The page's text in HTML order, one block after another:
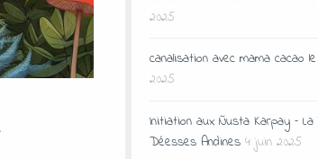
2025
canalisation avec mama cacao
2025
Initiation aux Ñusta Karpay –
Déesses Andines 4 juin 2025